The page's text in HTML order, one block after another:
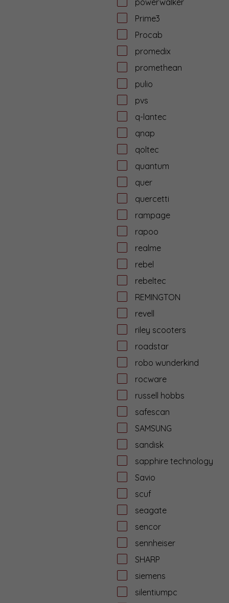
powerwalker
Prime3
Procab
promedix
promethean
pulio
pvs
q-lantec
qnap
qoltec
quantum
quer
quercetti
rampage
rapoo
realme
rebel
rebeltec
REMINGTON
revell
riley scooters
roadstar
robo wunderkind
rocware
russell hobbs
safescan
SAMSUNG
sandisk
sapphire technology
Savio
scuf
seagate
sencor
sennheiser
SHARP
siemens
silentiumpc